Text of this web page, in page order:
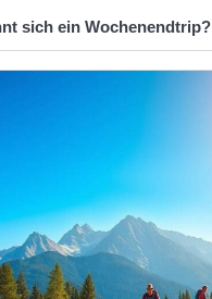
sich ein Wochenendtrip?